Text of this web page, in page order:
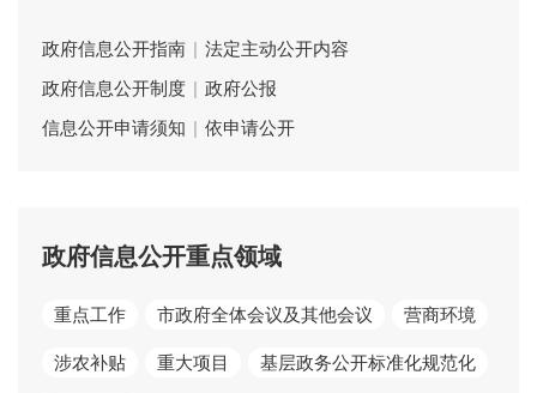
政府信息公开指南 | 法定主动公开内容
政府信息公开制度 | 政府公报
信息公开申请须知 | 依申请公开
政府信息公开重点领域
重点工作 市政府全体会议及其他会议 营商环境
涉农补贴 重大项目 基层政务公开标准化规范化